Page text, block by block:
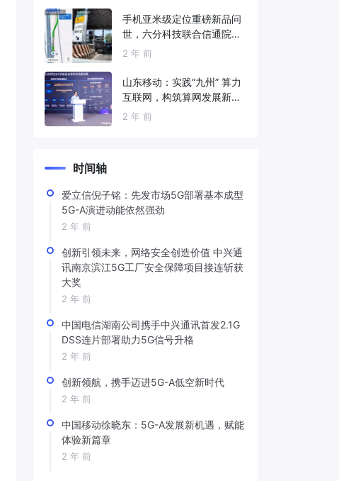
手机亚米级定位重磅新品问
世，六分科技联合信通院发
布免费服务
2 年 前
山东移动：实践“九州” 算力
互联网，构筑算网发展新底
座
2 年 前
时间轴
爱立信倪子铭：先发市场5G部署基本成型
5G-A演进动能依然强劲
2 年 前
创新引领未来，网络安全创造价值 中兴通
讯南京滨江5G工厂安全保障项目接连斩获
大奖
2 年 前
中国电信湖南公司携手中兴通讯首发2.1G
DSS连片部署助力5G信号升格
2 年 前
创新领航，携手迈进5G-A低空新时代
2 年 前
中国移动徐晓东：5G-A发展新机遇，赋能
体验新篇章
2 年 前